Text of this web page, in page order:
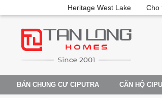
Heritage West Lake Cho
BÁN CHUNG CƯ CIPUTRA CĂN HỘ